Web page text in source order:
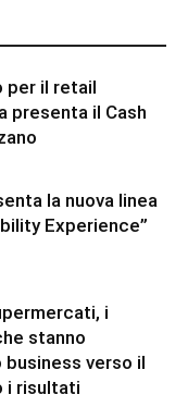
per il retail
presenta il Cash
la nuova linea
Experience”
i
stanno
business verso il
i risultati